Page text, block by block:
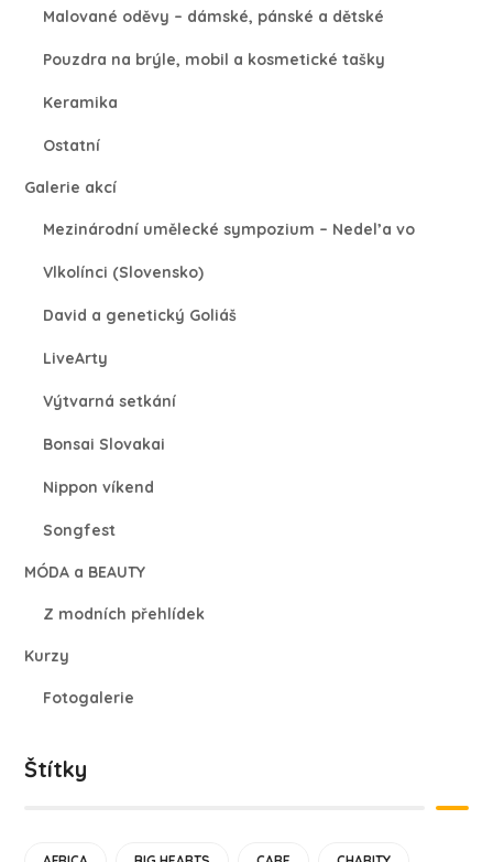
Malované oděvy – dámské, pánské a dětské
Pouzdra na brýle, mobil a kosmetické tašky
Keramika
Ostatní
Galerie akcí
Mezinárodní umělecké sympozium – Nedel’a vo
Vlkolínci (Slovensko)
David a genetický Goliáš
LiveArty
Výtvarná setkání
Bonsai Slovakai
Nippon víkend
Songfest
MÓDA a BEAUTY
Z modních přehlídek
Kurzy
Fotogalerie
Štítky